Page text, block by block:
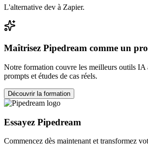
L'alternative dev à Zapier.
Maîtrisez Pipedream comme un pro
Notre formation couvre les meilleurs outils
prompts et études de cas réels.
Découvrir la formation
Essayez Pipedream
Commencez dès maintenant et transformez